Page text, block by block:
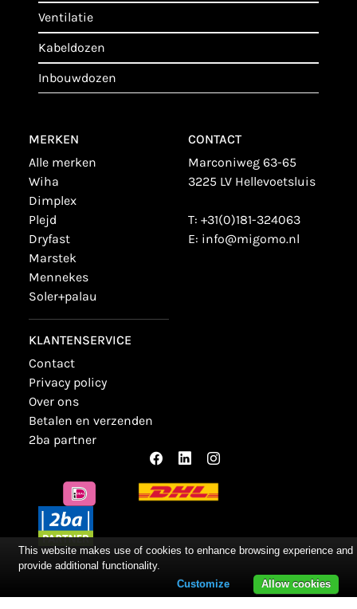
ventilatie
kabeldozen
inbouwdozen
MERKEN
alle merken
wiha
dimplex
plejd
dryfast
marstek
mennekes
soler+palau
KLANTENSERVICE
contact
privacy policy
over ons
betalen en verzenden
2ba partner
CONTACT
Marconiweg 63-65
3225 LV Hellevoetsluis
T: +31(0)181-324063
E: info@migomo.nl
This website makes use of cookies to enhance browsing experience and
provide additional functionality.
Allow cookies
Customize